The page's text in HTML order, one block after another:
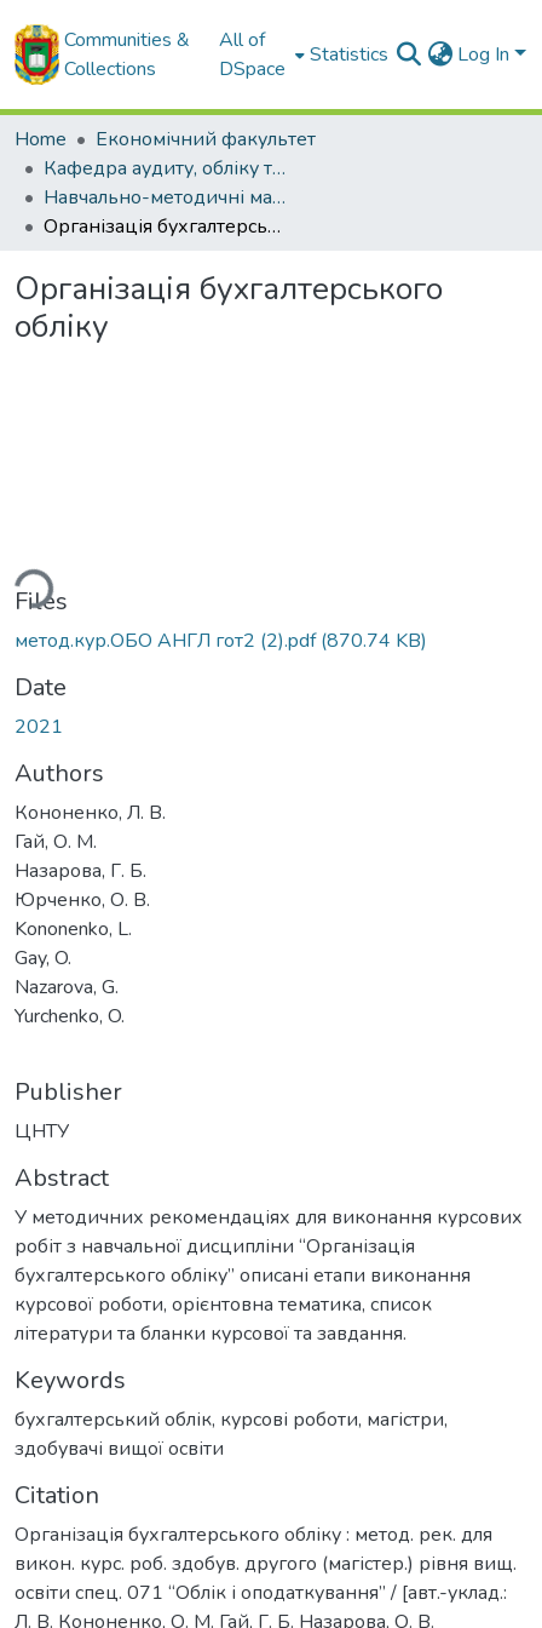
Communities &
Collections
All of
DSpace
Statistics Log In
Home
Економічний факультет
Кафедра аудиту, обліку та оподаткування
Навчально-методичні матеріали кафедри аудиту, обліку та оподаткування
Організація бухгалтерського обліку
Організація бухгалтерського
обліку
Files
метод.кур.ОБО АНГЛ гот2 (2).pdf(870.74 KB)
Date
2021
Authors
Кононенко, Л. В.
Гай, О. М.
Назарова, Г. Б.
Юрченко, О. В.
Kononenko, L.
Gay, O.
Nazarova, G.
Yurchenko, O.
Publisher
ЦНТУ
Abstract
У методичних рекомендаціях для виконання курсових
робіт з навчальної дисципліни “Організація
бухгалтерського обліку” описані етапи виконання
курсової роботи, орієнтовна тематика, список
літератури та бланки курсової та завдання.
Keywords
бухгалтерський облік, курсові роботи, магістри,
здобувачі вищої освіти
Citation
Організація бухгалтерського обліку : метод. рек. для
викон. курс. роб. здобув. другого (магістер.) рівня вищ.
освіти спец. 071 “Облік і оподаткування” / [авт.-уклад.:
Л. В. Кононенко, О. М. Гай, Г. Б. Назарова, О. В.